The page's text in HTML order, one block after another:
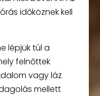
időköznek kell
lépjük túl a
felnőttek
vagy láz
mellett